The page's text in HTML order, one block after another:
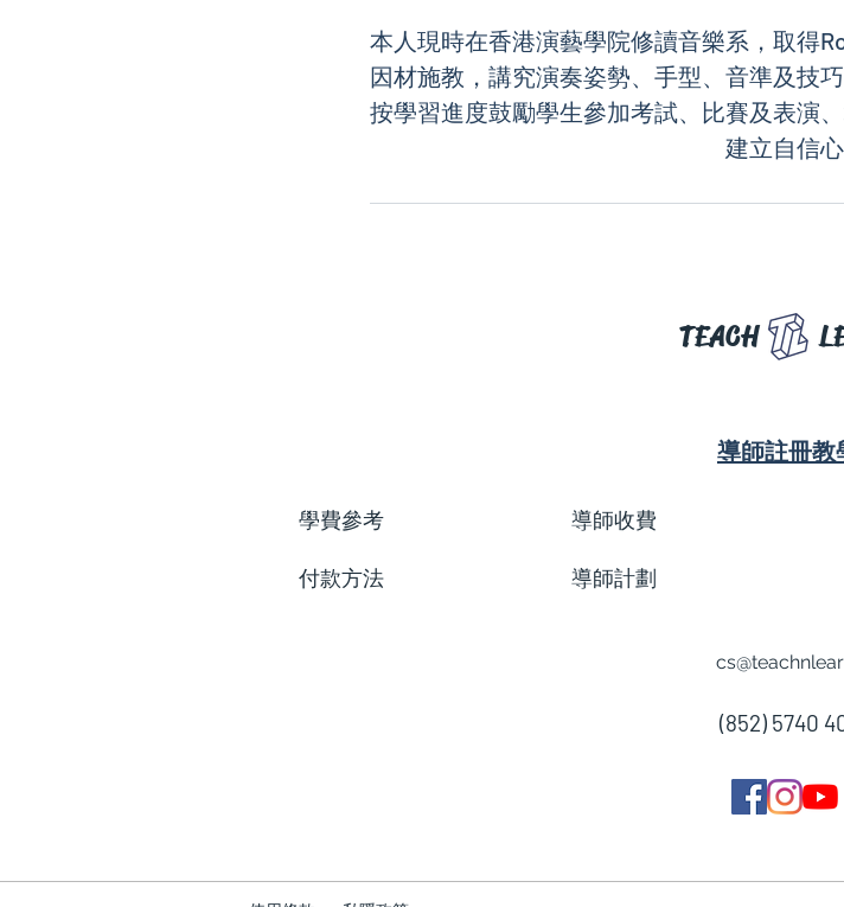
本人現時在香港演藝學院修讀音樂系，取得
因材施教，講究演奏姿勢、手型、音準及技
按學習進度鼓勵學生參加考試、比賽及表演
TEACH
導師註冊教
學費參考
付款方法
導師收費
導師計劃
(852) 5740